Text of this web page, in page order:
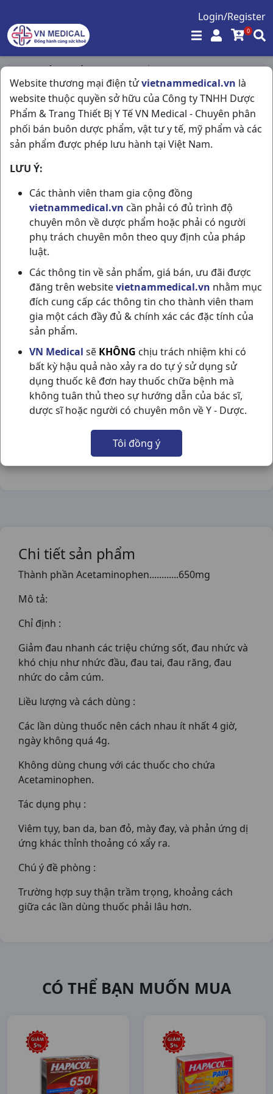
Login/Register
0
Website thương mại điện tửvietnammedical.vn là
website thuộc quyền sở hữu của Công ty TNHH Dược
Phẩm & Trang Thiết Bị Y Tế VN Medical - Chuyên phân
phối bán buôn dược phẩm, vật tư y tế, mỹ phẩm và các
sản phẩm được phép lưu hành tại Việt Nam.
LƯU Ý:
Các thành viên tham gia cộng đồng
vietnammedical.vn cần phải có đủ trình độ
chuyên môn về dược phẩm hoặc phải có người
phụ trách chuyên môn theo quy định của pháp
luật.
Các thông tin về sản phẩm, giá bán, ưu đãi được
đăng trên websitevietnammedical.vn nhằm mục
đích cung cấp các thông tin cho thành viên tham
gia một cách đầy đủ & chính xác các đặc tính của
sản phẩm.
VN Medical sẽ KHÔNG chịu trách nhiệm khi có
bất kỳ hậu quả nào xảy ra do tự ý sử dụng sử
dụng thuốc kê đơn hay thuốc chữa bệnh mà
không tuân thủ theo sự hướng dẫn của bác sĩ,
dược sĩ hoặc người có chuyên môn về Y - Dược.
Tôi đồng ý
Trang chủ / Giảm Đau - Hạ Sốt /
Tiphadol 650 C100vn Tipharco
TIPHADOL 650 C100VN TIPHARCO
NSX:Tipharco
Nhóm hàng:Giảm Đau - Hạ Sốt,
Chia sẻ qua mạng xã hội:
Chi tiết sản phẩm
Thành phần Acetaminophen............650mg
Mô tả:
Chỉ định :
Giảm đau nhanh các triệu chứng sốt, đau nhức và
khó chịu như nhức đầu, đau tai, đau răng, đau
nhức do cảm cúm.
Liều lượng và cách dùng :
Các lần dùng thuốc nên cách nhau ít nhất 4 giờ,
ngày không quá 4g.
Không dùng chung với các thuốc cho chứa
Acetaminophen.
Tác dụng phụ :
Viêm tụy, ban da, ban đỏ, mày đay, và phản ứng dị
ứng khác thỉnh thoảng có xẩy ra.
Chú ý đề phòng :
Trường hợp suy thận trầm trọng, khoảng cách
giữa các lần dùng thuốc phải lâu hơn.
CÓ THỂ BẠN MUỐN MUA